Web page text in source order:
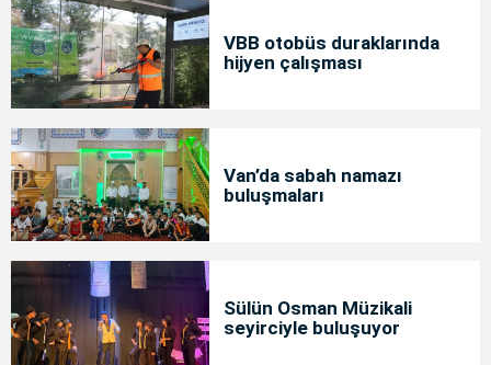
VBB otobüs duraklarında
hijyen çalışması
Van’da sabah namazı
buluşmaları
Sülün Osman Müzikali
seyirciyle buluşuyor